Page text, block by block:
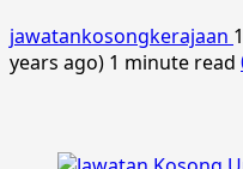
jawatankosongkerajaan
years ago) 1 minute read